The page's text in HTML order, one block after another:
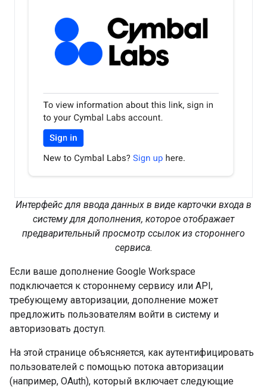
Интерфейс для ввода данных в виде карточки входа в
систему для дополнения, которое отображает
предварительный просмотр ссылок из стороннего
сервиса.
Если ваше дополнение Google Workspace
подключается к стороннему сервису или API,
требующему авторизации, дополнение может
предложить пользователям войти в систему и
авторизовать доступ.
На этой странице объясняется, как аутентифицировать
пользователей с помощью потока авторизации
(например, OAuth), который включает следующие